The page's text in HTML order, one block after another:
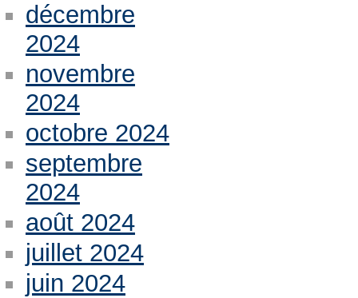
décembre
2024
novembre
2024
octobre 2024
septembre
2024
août 2024
juillet 2024
juin 2024